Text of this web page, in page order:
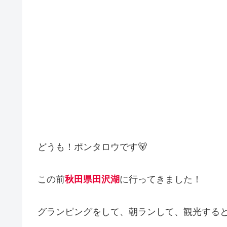
どうも！ポンタロウです🐻
この前秋田県田沢湖に行ってきました！
グランピングをして、朝ランして、観光する